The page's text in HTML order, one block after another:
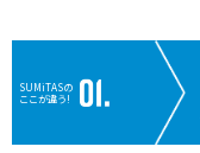
SUMiTASの
ここが違う!